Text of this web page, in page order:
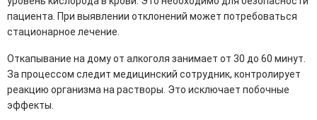
пациента. При выявлении отклонений может потребоваться
стационарное лечение.
Откапывание на дому от алкоголя занимает от 30 до 60 минут.
За процессом следит медицинский сотрудник, контролирует
реакцию организма на растворы. Это исключает побочные
эффекты.